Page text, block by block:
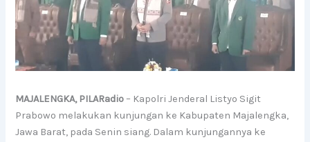
MAJALENGKA, PILARadio– Kapolri Jenderal Listyo Sigit
Prabowo melakukan kunjungan ke Kabupaten Majalengka,
Jawa Barat, pada Senin siang. Dalam kunjungannya ke